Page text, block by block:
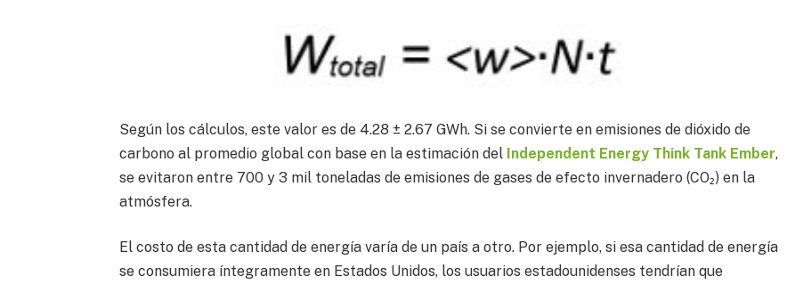
Según los cálculos, este valor es de 4.28 ± 2.67 GWh. Si se convierte en emisiones de dióxido de
carbono al promedio global con base en la estimación del Independent Energy Think Tank Ember,
se evitaron entre 700 y 3 mil toneladas de emisiones de gases de efecto invernadero (CO₂) en la
atmósfera.
El costo de esta cantidad de energía varía de un país a otro. Por ejemplo, si esa cantidad de energía
se consumiera íntegramente en Estados Unidos, los usuarios estadounidenses tendrían que